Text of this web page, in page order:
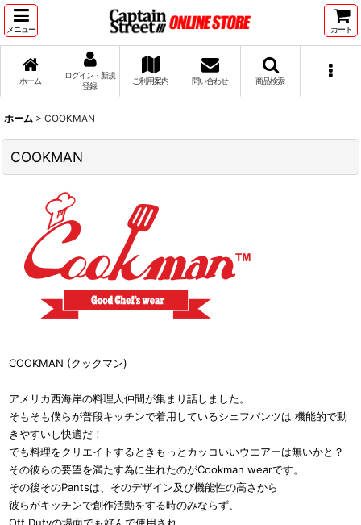
メニュー カート
ホーム
ログイン・新規
登録
ご利用案内 問い合わせ 商品検索
ホーム > COOKMAN
COOKMAN
COOKMAN (クックマン)
アメリカ西海岸の料理人仲間が集まり話しました。
そもそも僕らが普段キッチンで着用しているシェフパンツは 機能的で動
きやすいし快適だ！
でも料理をクリエイトするときもっとカッコいいウエアーは無いかと？
その彼らの要望を満たす為に生れたのがCookman wearです。
その後そのPantsは、そのデザイン及び機能性の高さから
彼らがキッチンで創作活動をする時のみならず、